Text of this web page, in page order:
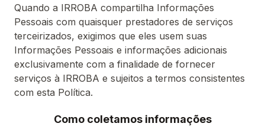
Quando a IRROBA compartilha Informações
Pessoais com quaisquer prestadores de serviços
terceirizados, exigimos que eles usem suas
Informações Pessoais e informações adicionais
exclusivamente com a finalidade de fornecer
serviços à IRROBA e sujeitos a termos consistentes
com esta Política.
Como coletamos informações